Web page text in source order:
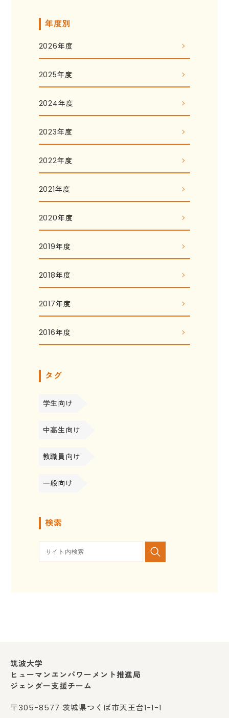
年度別
2026年度
2025年度
2024年度
2023年度
2022年度
2021年度
2020年度
2019年度
2018年度
2017年度
2016年度
タグ
学生向け
中高生向け
教職員向け
一般向け
検索
筑波大学
ヒューマンエンパワーメント推進局
ジェンダー支援チーム
〒305-8577 茨城県つくば市天王台1-1-1